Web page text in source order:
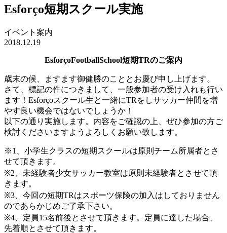
Esforço短期スクール実施
イベント案内
2018.12.19
EsforçoFootballSchool短期TRのご案内
歳末の候、ますます御健勝のこととお慶び申し上げます。
さて、標記の件につきまして、一般参加者の受け入れも行い
ます！Esforçoスクール生と一緒にTRをしサッカー仲間を増
やす良い機会ではないでしょうか！
以下の通り実施します。内容をご確認の上、ぜひ参加の方ご
検討くださいますようよろしくお願い致します。
※1、小学生クラスの短期スクールは原則チーム所属者とさ
せて頂きます。
※2、未経験者少女サッカー教室は原則未経験者とさせて頂
きます。
※3、今回の短期TRはスポーツ保険の加入はしておりません
のであらかじめご了承下さい。
※4、定員15名前後とさせて頂きます。定員に達した場合、
先着順とさせて頂きます。